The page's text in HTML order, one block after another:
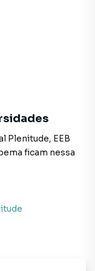
Plenitude, EEB
ficam nessa